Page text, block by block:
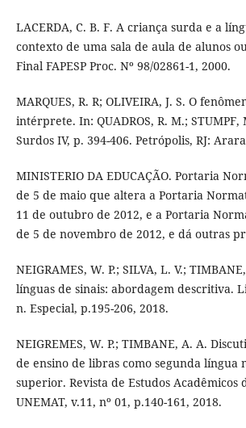
LACERDA, C. B. F. A criança surda e a
contexto de uma sala de aula de alunos
Final FAPESP Proc. Nº 98/02861-1, 2000.
MARQUES, R. R; OLIVEIRA, J. S. O
intérprete. In: QUADROS, R. M.; STUMPF,
Surdos IV, p. 394-406. Petrópolis, RJ:
MINISTERIO DA EDUCAÇÃO. Portaria
de 5 de maio que altera a Portaria
11 de outubro de 2012, e a Portaria
de 5 de novembro de 2012, e dá outras
NEIGRAMES, W. P.; SILVA, L. V.;
línguas de sinais: abordagem descritiva.
n. Especial, p.195-206, 2018.
NEIGREMES, W. P.; TIMBANE, A. A.
de ensino de libras como segunda língua
superior. Revista de Estudos Acadêmicos
UNEMAT, v.11, nº 01, p.140-161, 2018.